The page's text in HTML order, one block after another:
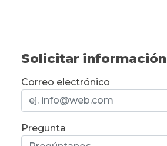
Solicitar información
Correo electrónico
Pregunta